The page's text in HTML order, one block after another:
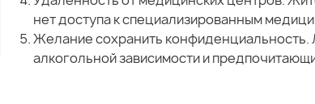
нет доступа к специализированным
Желание сохранить конфиденциальность.
алкогольной зависимости и